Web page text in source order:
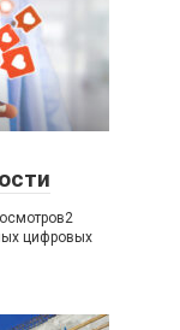
цифровых